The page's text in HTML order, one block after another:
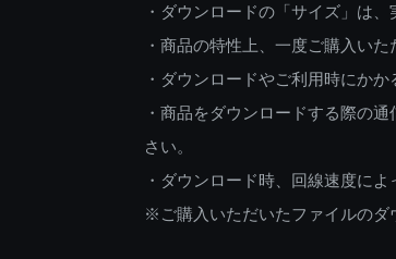
・ダウンロードの「サイズ」は
・商品の特性上、一度ご購入い
・ダウンロードやご利用時にか
・商品をダウンロードする際の
さい。
・ダウンロード時、回線速度に
※ご購入いただいたファイルのダ